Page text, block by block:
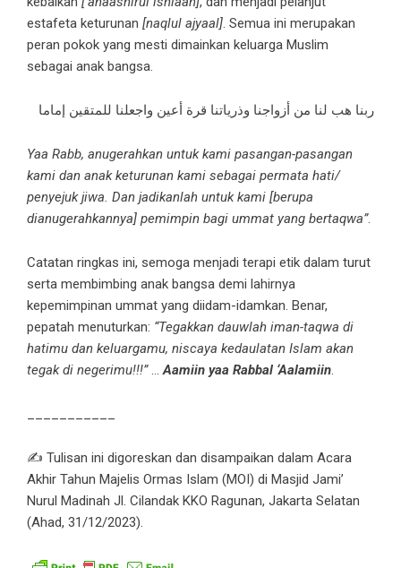
estafeta keturunan [naqlul ajyaal]. Semua ini merupakan
peran pokok yang mesti dimainkan keluarga Muslim
sebagai anak bangsa.
ربنا هب لنا من أزواجنا وذرياتنا قرة أعين واجعلنا للمتقين إماما
Yaa Rabb, anugerahkan untuk kami pasangan-pasangan
kami dan anak keturunan kami sebagai permata hati/
penyejuk jiwa. Dan jadikanlah untuk kami [berupa
dianugerahkannya] pemimpin bagi ummat yang bertaqwa”.
Catatan ringkas ini, semoga menjadi terapi etik dalam turut
serta membimbing anak bangsa demi lahirnya
kepemimpinan ummat yang diidam-idamkan. Benar,
pepatah menuturkan: “Tegakkan dauwlah iman-taqwa di
hatimu dan keluargamu, niscaya kedaulatan Islam akan
tegak di negerimu!!!”…Aamiin yaa Rabbal ‘Aalamiin.
✍️ Tulisan ini digoreskan dan disampaikan dalam Acara
Akhir Tahun Majelis Ormas Islam (MOI) di Masjid Jami’
Nurul Madinah Jl. Cilandak KKO Ragunan, Jakarta Selatan
(Ahad, 31/12/2023).